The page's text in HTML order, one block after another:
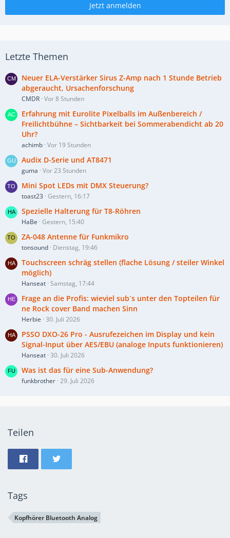
Jetzt anmelden
Letzte Themen
Neuer ELA-Verstärker Sirus Z-Amp nach 1 Stunde Betrieb
abgeraucht, Ursachenforschung
CMDR Vor 8 Stunden
Erfahrung mit Eurolite Pixelballs im Außenbereich /
Freilichtbühne – Sichtbarkeit bei Sommerabendicht ab 20
Uhr?
achimb Vor 19 Stunden
Audix D-Serie und AT8471
guma Vor 23 Stunden
Mini Spot LEDs mit DMX Steuerung?
toast23 Gestern, 16:17
Spezielle Halterung für T8-Röhren
HaBe Gestern, 15:40
ZA-048 Antenne für Funkmikro
tonsound Dienstag, 19:46
Touchscreen schräg stellen (flache Lösung / steiler Winkel
möglich)
Hanseat Samstag, 17:44
Frage an die Profis: wieviel sub´s unter den Topteilen für
ne Rock cover Band machen Sinn
Herbie 30. Juli 2026
PSSO DXO-26 Pro - Ausrufezeichen im Display und kein
Signal-Input über AES/EBU (analoge Inputs funktionieren)
Hanseat 30. Juli 2026
Was ist das für eine Sub-Anwendung?
funkbrother 29. Juli 2026
Teilen
Tags
Kopfhörer Bluetooth Analog